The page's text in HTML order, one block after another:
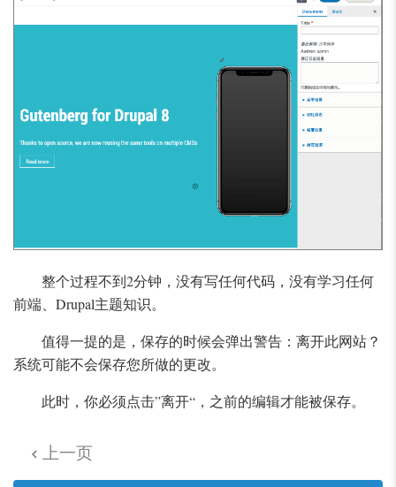
整个过程不到2分钟，没有写任何代码，没有学习任何
前端、Drupal主题知识。
值得一提的是，保存的时候会弹出警告：离开此网站？
系统可能不会保存您所做的更改。
此时，你必须点击”离开“，之前的编辑才能被保存。
 上一页